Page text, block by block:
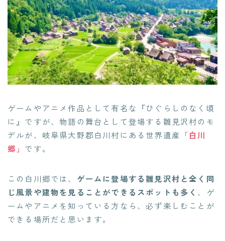
ゲームやアニメ作品として有名な『ひぐらしのなく頃
に』ですが、物語の舞台として登場する雛見沢村のモ
デルが、岐阜県大野郡白川村にある世界遺産 「白川
郷」 です。
この白川郷では、 ゲームに登場する雛見沢村と全く同
じ風景や建物を見ることができるスポットも多く 、ゲ
ームやアニメを知っている方なら、必ず楽しむことが
できる場所だと思います。